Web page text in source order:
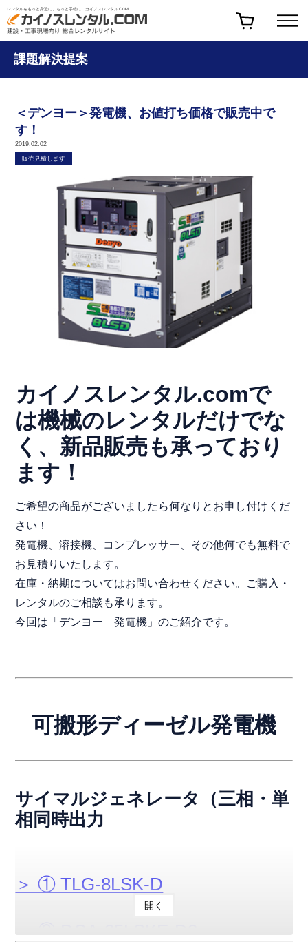
レンタルをもっと身近に、もっと手軽に、カイノスレンタル.COM
課題解決提案
＜デンヨー＞発電機、お値打ち価格で販売中で
す！
2019.02.02
販売見積します
カイノスレンタル.comで
は機械のレンタルだけでな
く、新品販売も承っており
ます！
ご希望の商品がございましたら何なりとお申し付けくだ
さい！
発電機、溶接機、コンプレッサー、その他何でも無料で
お見積りいたします。
在庫・納期についてはお問い合わせください。ご購入・
レンタルのご相談も承ります。
今回は「デンヨー 発電機」のご紹介です。
可搬形ディーゼル発電機
サイマルジェネレータ（三相・単
相同時出力
＞ ① TLG-8LSK-D
＞ ② DCA-25LSKE-D2
開く